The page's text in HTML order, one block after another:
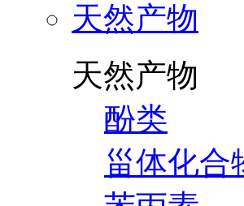
天然产物
天然产物
酚类
甾体化合